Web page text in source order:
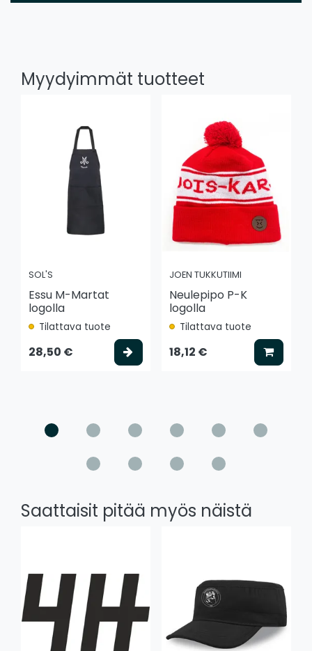
Myydyimmät tuotteet
SOL'S
Essu M-Martat
logolla
Tilattava tuote
28,50 € Valitse vaihtoehto
JOEN TUKKUTIIMI
Neulepipo P-K
logolla
Tilattava tuote
18,12 € Lisää
Saattaisit pitää myös näistä